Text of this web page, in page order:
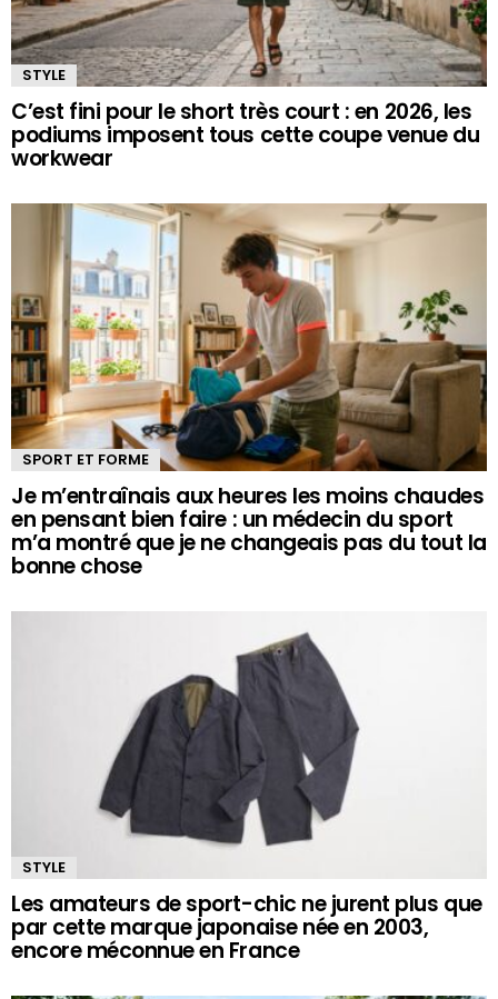
STYLE
C’est fini pour le short très court : en 2026, les
podiums imposent tous cette coupe venue du
workwear
SPORT ET FORME
Je m’entraînais aux heures les moins chaudes
en pensant bien faire : un médecin du sport
m’a montré que je ne changeais pas du tout la
bonne chose
STYLE
Les amateurs de sport-chic ne jurent plus que
par cette marque japonaise née en 2003,
encore méconnue en France